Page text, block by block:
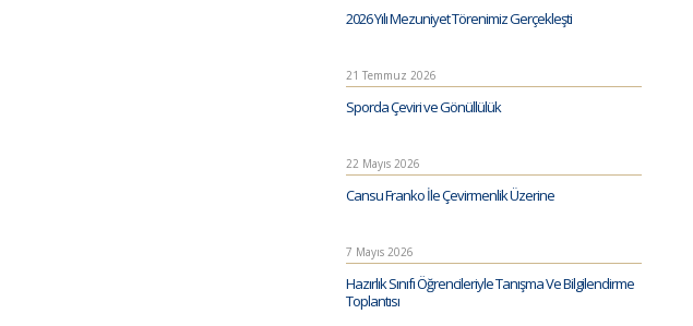
2026 Yılı Mezuniyet Törenimiz Gerçekleşti
21 Temmuz 2026
Sporda Çeviri ve Gönüllülük
22 Mayıs 2026
Cansu Franko İle Çevirmenlik Üzerine
7 Mayıs 2026
Hazırlık Sınıfı Öğrencileriyle Tanışma Ve Bilgilendirme
Toplantısı